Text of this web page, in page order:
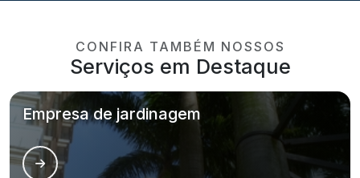
CONFIRA TAMBÉM NOSSOS
Serviços em Destaque
Empresa de jardinagem